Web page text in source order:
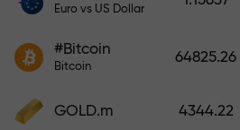
ผิด ยิ่งฝากมาก ตัวคูณยิ่งสูง
Euro vs US Dollar
#Bitcoin
Bitcoin
64825.26
GOLD.m 4344.22